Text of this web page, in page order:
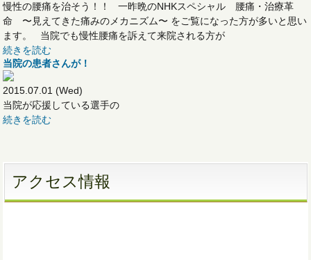
慢性の腰痛を治そう！！ 一昨晩のNHKスペシャル 腰痛・治療革
命 〜見えてきた痛みのメカニズム〜 をご覧になった方が多いと思い
ます。 当院でも慢性腰痛を訴えて来院される方が
続きを読む
当院の患者さんが！
2015.07.01 (Wed)
当院が応援している選手の
続きを読む
アクセス情報